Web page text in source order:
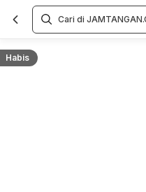
Habis
Overview